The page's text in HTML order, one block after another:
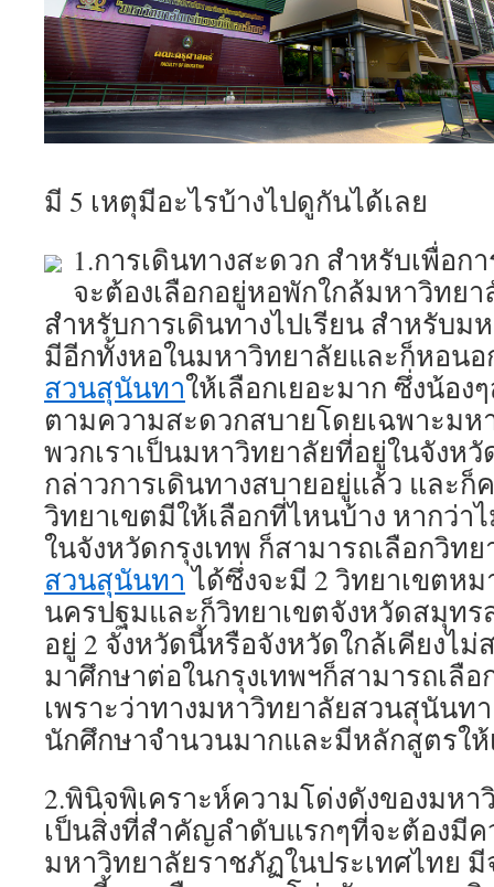
มี 5 เหตุมีอะไรบ้างไปดูกันได้เลย
1.การเดินทางสะดวก สำหรับเพื่อ
จะต้องเลือกอยู่หอพักใกล้มหาวิทย
สำหรับการเดินทางไปเรียน สำหรับม
มีอีกทั้งหอในมหาวิทยาลัยและก็หอนอ
สวนสุนันทาให้เลือกเยอะมาก ซึ่งน้อง
ตามความสะดวกสบายโดยเฉพาะม
พวกเราเป็นมหาวิทยาลัยที่อยู่ในจังหวั
กล่าวการเดินทางสบายอยู่แล้ว และก็
วิทยาเขตมีให้เลือกที่ไหนบ้าง หากว่า
ในจังหวัดกรุงเทพ ก็สามารถเลือกวิท
สวนสุนันทาได้ซึ่งจะมี 2 วิทยาเขตห
นครปฐมและก็วิทยาเขตจังหวัดสมุท
อยู่ 2 จังหวัดนี้หรือจังหวัดใกล้เคียงไม่
มาศึกษาต่อในกรุงเทพฯก็สามารถเลือ
เพราะว่าทางมหาวิทยาลัยสวนสุนันท
นักศึกษาจำนวนมากและมีหลักสูตรให้
2.พินิจพิเคราะห์ความโด่งดังของมห
เป็นสิ่งที่สำคัญลำดับแรกๆที่จะต้องมีค
มหาวิทยาลัยราชภัฏในประเทศไทย